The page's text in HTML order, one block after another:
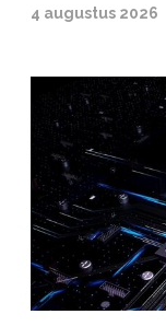
4 augustus 2026